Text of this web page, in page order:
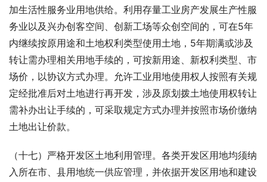
加生活性服务业用地供给。利用存量工业房产发展生产性服
务业以及兴办创客空间、创新工场等众创空间的，可在5年
内继续按原用途和土地权利类型使用土地，5年期满或涉及
转让需办理相关用地手续的，可按新用途、新权利类型、市
场价，以协议方式办理。允许工业用地使用权人按照有关规
定经批准后对土地进行再开发，涉及原划拨土地使用权转让
需补办出让手续的，可采取规定方式办理并按照市场价缴纳
土地出让价款。
（十七）严格开发区土地利用管理。各类开发区用地均须纳
入所在市、县用地统一供应管理，并依据开发区用地和建设